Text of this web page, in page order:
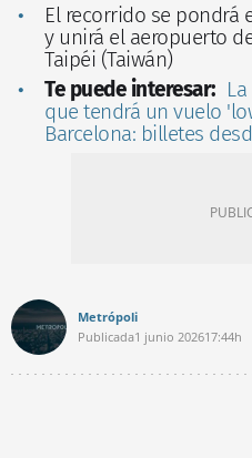
El recorrido se pondrá
y unirá el aeropuerto
Taipéi (Taiwán)
Te puede interesar:
que tendrá un vuelo
Barcelona: billetes
Metrópoli
Publicada1 junio 202617:44h